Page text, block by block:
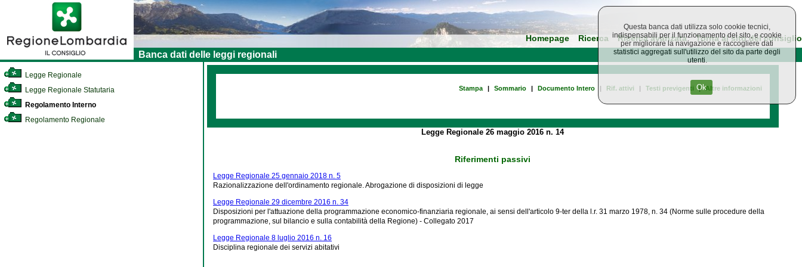
Homepage Ricerca Ricerca avanzata Torna al sito del consiglio
Banca dati delle leggi regionali
Legge Regionale
Legge Regionale Statutaria
Regolamento Interno
Regolamento Regionale
Stampa | Sommario | Documento Intero | Rif. attivi | Testi previgenti | Altre informazioni
Legge Regionale 26 maggio 2016 n. 14
Riferimenti passivi
Legge Regionale 25 gennaio 2018 n. 5
Razionalizzazione dell'ordinamento regionale. Abrogazione di disposizioni di legge
Legge Regionale 29 dicembre 2016 n. 34
Disposizioni per l'attuazione della programmazione economico-finanziaria regionale, ai sensi dell'articolo 9-ter della l.r. 31 marzo 1978, n. 34 (Norme sulle procedure della
programmazione, sul bilancio e sulla contabilità della Regione) - Collegato 2017
Legge Regionale 8 luglio 2016 n. 16
Disciplina regionale dei servizi abitativi
Questa banca dati utilizza solo cookie tecnici,
indispensabili per il funzionamento del sito, e cookie
per migliorare la navigazione e raccogliere dati
statistici aggregati sull'utilizzo del sito da parte degli
utenti.
Ok